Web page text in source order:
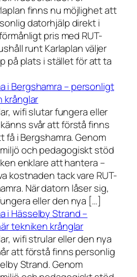
finns nu möjlighet att
datorhjälp direkt i
pris med RUT-
runt Karlaplan väljer
på plats i stället för att ta
i Bergshamra – personligt
krånglar
wifi slutar fungera eller
svår att förstå finns
få i Bergshamra. Genom
och pedagogiskt stöd
enklare att hantera –
kostnaden tack vare RUT-
När datorn låser sig,
eller den nya […]
i Hässelby Strand –
tekniken krånglar
wifi strular eller den nya
att förstå finns personlig
Strand. Genom